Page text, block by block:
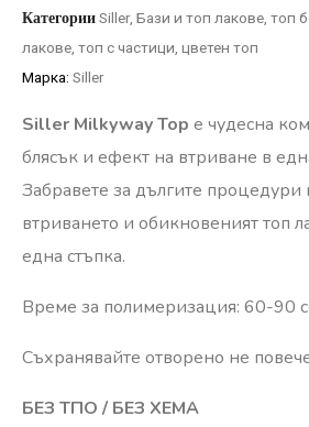
КатегорииSiller, Бази и топ лакове топ
лакове топ с частици цветен топ
Марка: Siller
Siller Milkyway Top е чудесна
блясък и ефект на втриване в
Забравете за дългите процедури
втриването и обикновеният топ
една стъпка.
Време за полимеризация: 60-90
Съхранявайте отворено не
БЕЗ ТПО / БЕЗ ХЕМА